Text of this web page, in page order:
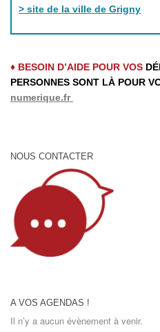
> site de la ville de Grigny
♦ BESOIN D’AIDE POUR VOS
PERSONNES SONT LÀ POUR
numerique.fr
NOUS CONTACTER
A VOS AGENDAS !
Il n’y a aucun évènement à venir.